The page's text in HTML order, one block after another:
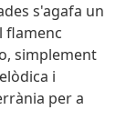
s'agafa un
flamenc
simplement
i
per a